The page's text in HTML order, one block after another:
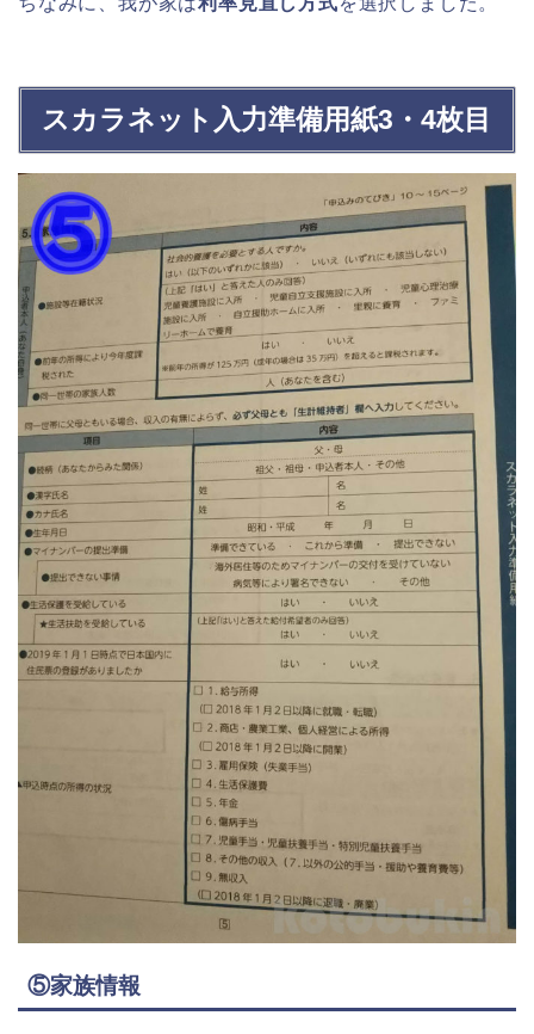
スカラネット入力準備用紙3・4枚目
⑤家族情報